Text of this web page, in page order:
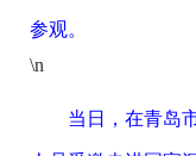
参观。
\n
当日，在青岛